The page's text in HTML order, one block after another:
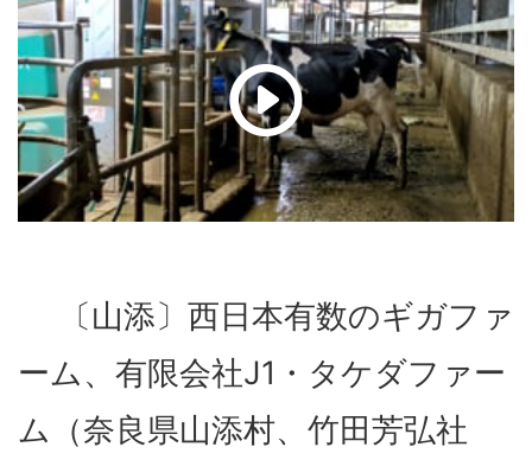
〔山添〕西日本有数のギガファ
ーム、有限会社J1・タケダファー
ム（奈良県山添村、竹田芳弘社